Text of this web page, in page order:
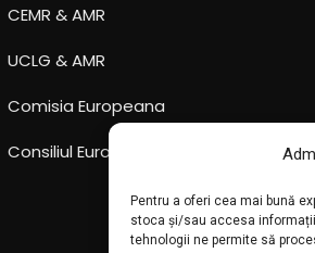
Pentru a oferi cea mai bună
stoca și/sau accesa
tehnologii ne permite să
CEMR & AMR
UCLG & AMR
Comisia Europeana
Consiliul Europei